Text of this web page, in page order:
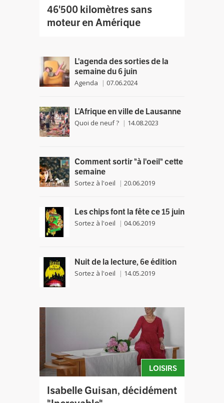
46'500 kilomètres sans
moteur en Amérique
L'agenda des sorties de la
semaine du 6 juin
Agenda 07.06.2024
L’Afrique en ville de Lausanne
Quoi de neuf ? 14.08.2023
Comment sortir "à l'oeil" cette
semaine
Sortez à l'oeil 20.06.2019
Les chips font la fête ce 15 juin
Sortez à l'oeil 04.06.2019
Nuit de la lecture, 6e édition
Sortez à l'oeil 14.05.2019
LOISIRS
Isabelle Guisan, décidément